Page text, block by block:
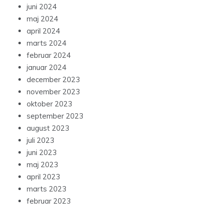
juni 2024
maj 2024
april 2024
marts 2024
februar 2024
januar 2024
december 2023
november 2023
oktober 2023
september 2023
august 2023
juli 2023
juni 2023
maj 2023
april 2023
marts 2023
februar 2023